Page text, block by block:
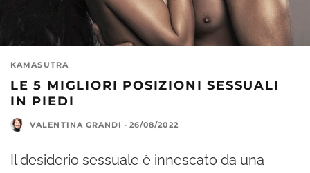
KAMASUTRA
LE 5 MIGLIORI POSIZIONI SESSUALI
IN PIEDI
VALENTINA GRANDI · 26/08/2022
Il desiderio sessuale è innescato da una